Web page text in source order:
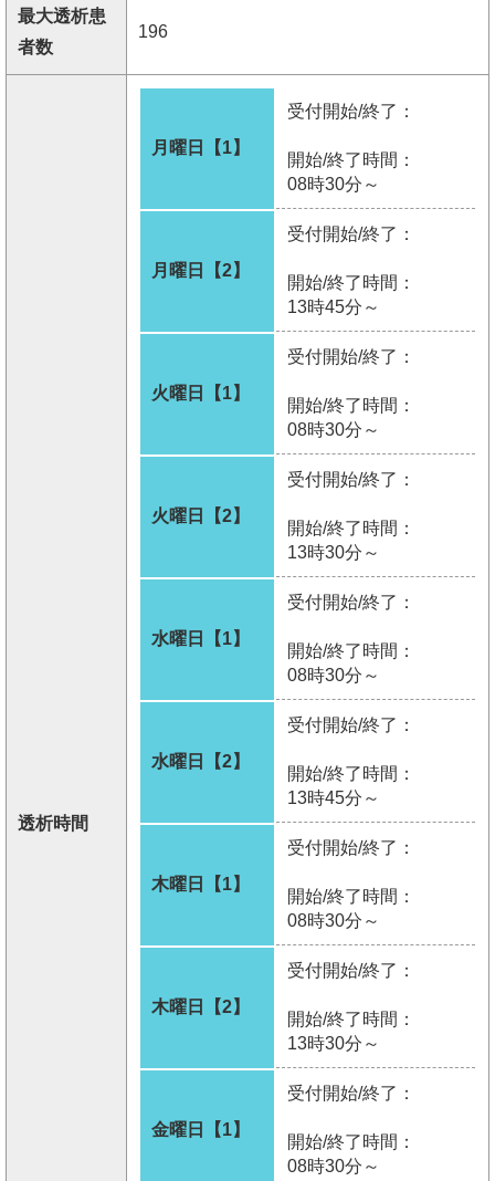
最大透析患
者数
196
透析時間
月曜日【1】
受付開始/終了：
開始/終了時間：
08時30分～
月曜日【2】
受付開始/終了：
開始/終了時間：
13時45分～
火曜日【1】
受付開始/終了：
開始/終了時間：
08時30分～
火曜日【2】
受付開始/終了：
開始/終了時間：
13時30分～
水曜日【1】
受付開始/終了：
開始/終了時間：
08時30分～
水曜日【2】
受付開始/終了：
開始/終了時間：
13時45分～
木曜日【1】
受付開始/終了：
開始/終了時間：
08時30分～
木曜日【2】
受付開始/終了：
開始/終了時間：
13時30分～
金曜日【1】
受付開始/終了：
開始/終了時間：
08時30分～